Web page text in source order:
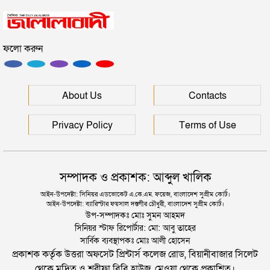
প্রধানমন্ত্রী
সিলেটে আরও দুইজনের মৃত্যু, হাসপাতালে ৩ শতাধিক
ফলো করুন
About Us Contacts
Privacy Policy Terms of Use
সম্পাদক ও প্রকাশক: আব্দুল খালিক
আইন-উপদেষ্টা: সিনিয়র এডভোকেট এ.কে.এম. ফয়েজ, বাংলাদেশ সুপ্রীম কোর্ট।
আইন-উপদেষ্টা: ব্যারিস্টার ফয়সাল দস্তগীর চৌধুরী, বাংলাদেশ সুপ্রীম কোর্ট।
উপ-সম্পাদকঃ মোঃ সুমন আহমদ
সিনিয়র স্টাফ রিপোর্টার: মো: আবু তাহের
সার্বিক ব্যবস্থাপকঃ মোঃ আলী হোসেন
প্রকাশক কর্তৃক উত্তরা অফসেট প্রিন্টার্স কলেজ রোড, বিয়ানীবাজার সিলেট